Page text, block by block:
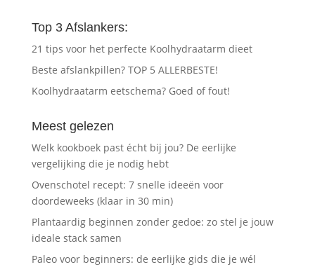
Top 3 Afslankers:
21 tips voor het perfecte Koolhydraatarm dieet
Beste afslankpillen? TOP 5 ALLERBESTE!
Koolhydraatarm eetschema? Goed of fout!
Meest gelezen
Welk kookboek past écht bij jou? De eerlijke
vergelijking die je nodig hebt
Ovenschotel recept: 7 snelle ideeën voor
doordeweeks (klaar in 30 min)
Plantaardig beginnen zonder gedoe: zo stel je jouw
ideale stack samen
Paleo voor beginners: de eerlijke gids die je wél